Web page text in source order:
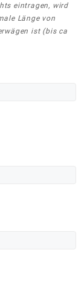
eintragen, wird
Länge von
ist (bis ca